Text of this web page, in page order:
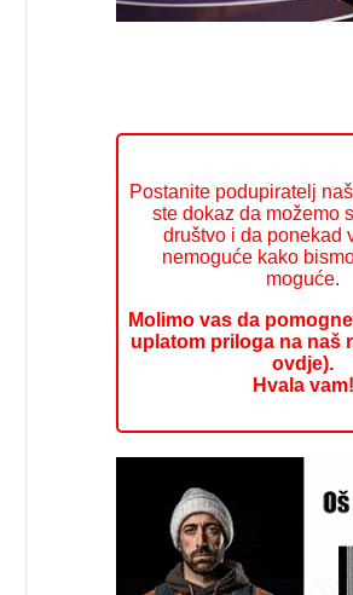
Postanite podupiratelj
ste dokaz da možemo
društvo i da ponekad
nemoguće kako
moguće.
Molimo vas da
uplatom priloga na naš
ovdje).
Hvala vam!